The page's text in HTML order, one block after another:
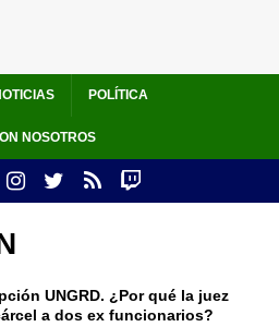
POLÍTICA
NOSOTROS
UNGRD. ¿Por qué la juez
a dos ex funcionarios?